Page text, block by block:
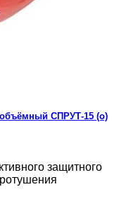
СПРУТ-15 (о)
защитного